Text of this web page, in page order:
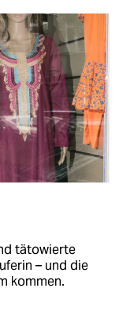
tätowierte
– und die
kommen.